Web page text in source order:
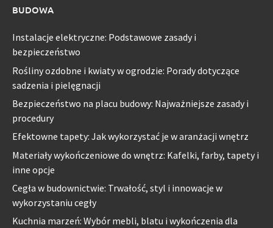
BUDOWA
Instalacje elektryczne: Podstawowe zasady i
bezpieczeństwo
Rośliny ozdobne i kwiaty w ogrodzie: Porady dotyczące
sadzenia i pielęgnacji
Bezpieczeństwo na placu budowy: Najważniejsze zasady i
procedury
Efektowne tapety: Jak wykorzystać je w aranżacji wnętrz
Materiały wykończeniowe do wnętrz: Kafelki, farby, tapety i
inne opcje
Cegła w budownictwie: Trwałość, styl i innowacje w
wykorzystaniu cegły
Kuchnia marzeń: Wybór mebli, blatu i wykończenia dla